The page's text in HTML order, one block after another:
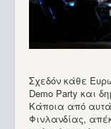
Σχεδόν κάθε
Demo Party και
Κάποια από αυτά
Φινλανδίας,